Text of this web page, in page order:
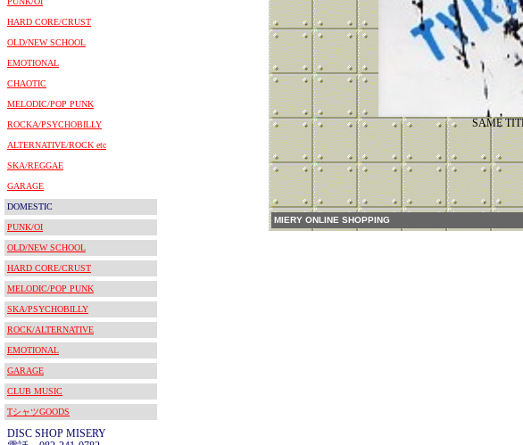
HARD CORE/CRUST
OLD/NEW SCHOOL
EMOTIONAL
CHAOTIC
MELODIC/POP PUNK
ROCKA/PSYCHOBILLY
ALTERNATIVE/ROCK etc
SKA/REGGAE
GARAGE
DOMESTIC
PUNK/OI
OLD/NEW SCHOOL
HARD CORE/CRUST
MELODIC/POP PUNK
SKA/PSYCHOBILLY
ROCK/ALTERNATIVE
EMOTIONAL
GARAGE
CLUB MUSIC
TシャツGOODS
DISC SHOP MISERY
SAME
MIERY ONLINE SHOPPING